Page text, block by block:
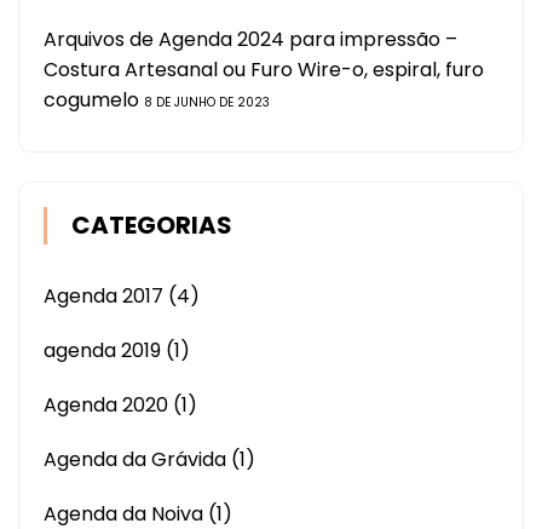
Arquivos de Agenda 2024 para impressão –
Costura Artesanal ou Furo Wire-o, espiral, furo
cogumelo 8 DE JUNHO DE 2023
CATEGORIAS
Agenda 2017 (4)
agenda 2019 (1)
Agenda 2020 (1)
Agenda da Grávida (1)
Agenda da Noiva (1)